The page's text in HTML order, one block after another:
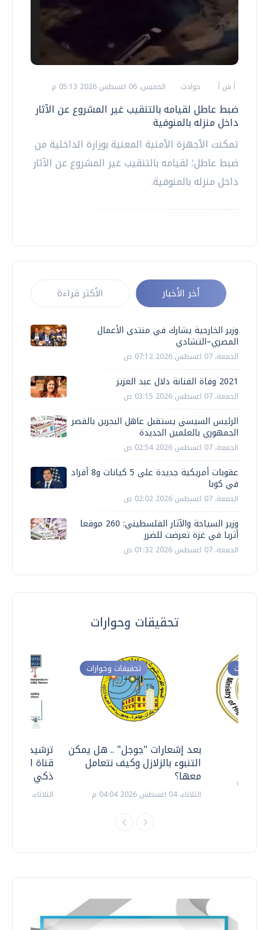
أ ش أ حوادث الخميس، 06 اغسطس 2026 05:13 م
ضبط عاطل لقيامه بالتنقيب غير المشروع عن الآثار
داخل منزله بالمنوفية
تمكنت الأجهزة الأمنية المعنية بوزارة الداخلية من
ضبط عاطل؛ لقيامه بالتنقيب غير المشروع عن الآثار
داخل منزله بالمنوفية.
أخر الأخبار الأكثر قراءة
وزير الخارجية يشارك في منتدى الأعمال
المصري–التشادي
الجمعة، 07 اغسطس 2026 07:12 ص
2021 وفاة الفنانة دلال عبد العزيز
الجمعة، 07 اغسطس 2026 03:15 ص
الرئيس السيسي يستقبل عاهل البحرين بالقصر
الجمهوري بالعلمين الجديدة
الجمعة، 07 اغسطس 2026 02:54 ص
عقوبات أمريكية جديدة على 5 كيانات و8 أفراد
في كوبا
الجمعة، 07 اغسطس 2026 02:02 ص
وزير السياحة والآثار الفلسطيني: 260 موقعا
أثريا في غزة تعرضت للضرر
الجمعة، 07 اغسطس 2026 01:32 ص
تحقيقات وحوارات
ترشيدا
قناة
ذكي
الثلاثاء، 14 يوليو 2026 06:11 م
تحقيقات وحوارات
بعد إشعارات "جوجل" .. هل يمكن
التنبوء بالزلازل وكيف نتعامل
معها؟
الثلاثاء، 04 اغسطس 2026 04:04 م
وحوارات